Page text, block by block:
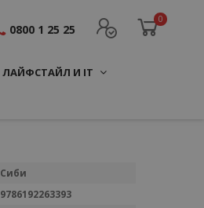
0
0800 1 25 25
ЛАЙФСТАЙЛ И IT
Сиби
9786192263393